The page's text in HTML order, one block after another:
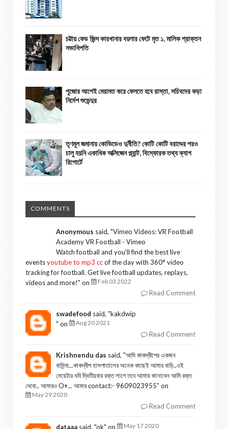
চট্টায় ফেড জিন্স কারখানার বয়লার ফেটে মৃত ১, মালিক প্রাক্তন
সভাধিপতি
পুজোর আগেই মেরামত করে ফেলতে হবে রাস্তা, সচিবদের কড়া
নির্দেশ শুভেন্দুর
তৃণমূল জমানায় কোভিডেও দুর্নীতি? কোটি কোটি বরাদ্দের পরও
চালু হয়নি একাধিক অক্সিজেন প্ল্যান্ট, বিস্ফোরক তথ্য ক্যাগ
রিপোর্টে
COMMENTS
Anonymous said, "Vimeo Videos: VR Football
Academy VR Football - Vimeo
Watch football and you'll find the best live
eventsyoutube to mp3 ccof the day with 360° video
tracking for football. Get live football updates, replays,
videos and more!" on Feb 03 2022
Read Comment
swadefood said, "kakdwip
" on
Aug 20 2021
Read Comment
Krishnendu das said, "আমি কাকদ্বীপের একজন
বাসিন্দা...কাকদ্বীপ হাসপাতালের অনেক কাছেই আমার বাড়ি..ওই
মেয়েটার যদি দ্বিতীয়বার রক্ত লাগে তবে আমায় জানাবেন আমি রক্ত
দেবো.. আমারও O+... আমার contact:- 9609023955" on
May 29 2020
Read Comment
dataaa said, "ok" on May 17 2020